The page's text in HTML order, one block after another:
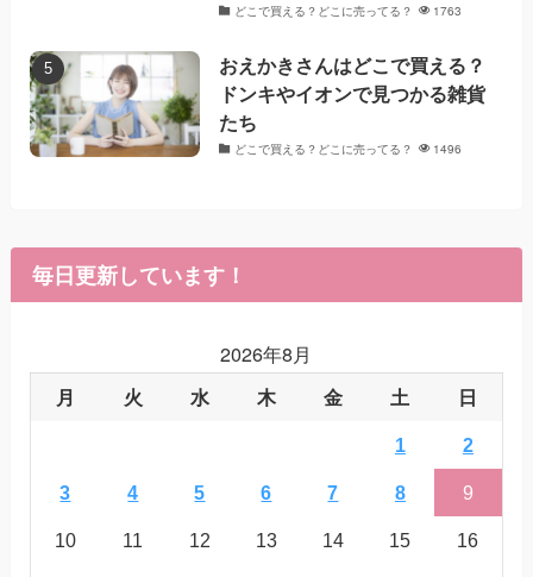
どこで買える？どこに売ってる？ 1763
おえかきさんはどこで買える？
ドンキやイオンで見つかる雑貨
たち
どこで買える？どこに売ってる？ 1496
毎日更新しています！
2026年8月
月 火 水 木 金 土 日
1 2
3 4 5 6 7 8 9
10 11 12 13 14 15 16